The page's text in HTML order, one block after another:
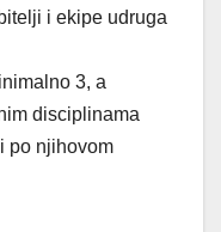
i ekipe udruga
3, a
disciplinama
po njihovom